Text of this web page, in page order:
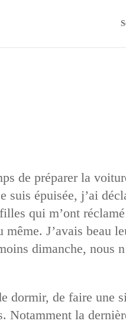
de préparer la
suis épuisée, j’ai
qui m’ont
J’avais beau
dimanche, nous
dormir, de faire une
Notamment la